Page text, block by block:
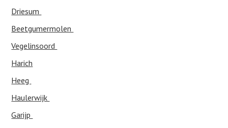
Driesum
Beetgumermolen
Vegelinsoord
Harich
Heeg
Haulerwijk
Garijp